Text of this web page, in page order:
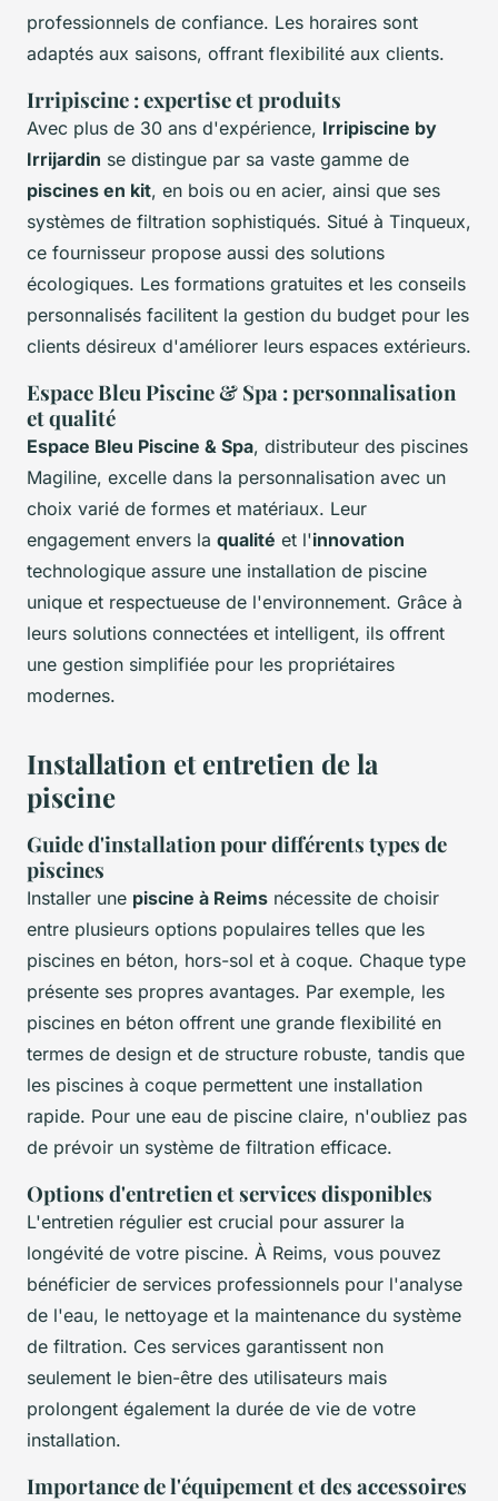
professionnels de confiance. Les horaires sont
adaptés aux saisons, offrant flexibilité aux clients.
Irripiscine : expertise et produits
Avec plus de 30 ans d'expérience, Irripiscine by
Irrijardin se distingue par sa vaste gamme de
piscines en kit, en bois ou en acier, ainsi que ses
systèmes de filtration sophistiqués. Situé à Tinqueux,
ce fournisseur propose aussi des solutions
écologiques. Les formations gratuites et les conseils
personnalisés facilitent la gestion du budget pour les
clients désireux d'améliorer leurs espaces extérieurs.
Espace Bleu Piscine & Spa : personnalisation
et qualité
Espace Bleu Piscine & Spa, distributeur des piscines
Magiline, excelle dans la personnalisation avec un
choix varié de formes et matériaux. Leur
engagement envers la qualité et l'innovation
technologique assure une installation de piscine
unique et respectueuse de l'environnement. Grâce à
leurs solutions connectées et intelligent, ils offrent
une gestion simplifiée pour les propriétaires
modernes.
Installation et entretien de la
piscine
Guide d'installation pour différents types de
piscines
Installer une piscine à Reims nécessite de choisir
entre plusieurs options populaires telles que les
piscines en béton, hors-sol et à coque. Chaque type
présente ses propres avantages. Par exemple, les
piscines en béton offrent une grande flexibilité en
termes de design et de structure robuste, tandis que
les piscines à coque permettent une installation
rapide. Pour une eau de piscine claire, n'oubliez pas
de prévoir un système de filtration efficace.
Options d'entretien et services disponibles
L'entretien régulier est crucial pour assurer la
longévité de votre piscine. À Reims, vous pouvez
bénéficier de services professionnels pour l'analyse
de l'eau, le nettoyage et la maintenance du système
de filtration. Ces services garantissent non
seulement le bien-être des utilisateurs mais
prolongent également la durée de vie de votre
installation.
Importance de l'équipement et des accessoires